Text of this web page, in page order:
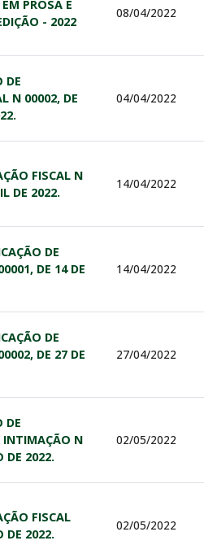
PROSA E
- 2022
08/04/2022
DE
N 00002, DE
04/04/2022
FISCAL N
DE 2022.
14/04/2022
DE
DE 14 DE
14/04/2022
DE
DE 27 DE
27/04/2022
DE
INTIMAÇÃO N
DE 2022.
02/05/2022
FISCAL
DE 2022.
02/05/2022